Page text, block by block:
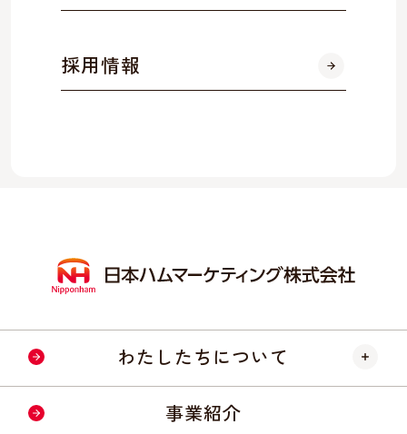
採用情報
わたしたちについて
会社情報・事業所
事業紹介